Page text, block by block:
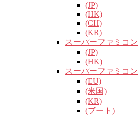
(JP)
(HK)
(CH)
(KR)
スーパーファミコン
(JP)
(HK)
スーパーファミコン
(EU)
(米国)
(KR)
(ブート)